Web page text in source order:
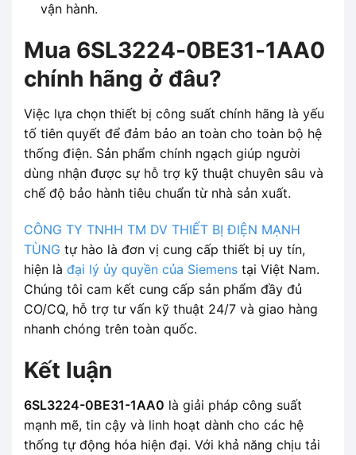
vận hành.
Mua 6SL3224-0BE31-1AA0
chính hãng ở đâu?
Việc lựa chọn thiết bị công suất chính hãng là yếu
tố tiên quyết để đảm bảo an toàn cho toàn bộ hệ
thống điện. Sản phẩm chính ngạch giúp người
dùng nhận được sự hỗ trợ kỹ thuật chuyên sâu và
chế độ bảo hành tiêu chuẩn từ nhà sản xuất.
CÔNG TY TNHH TM DV THIẾT BỊ ĐIỆN MẠNH
TÙNG tự hào là đơn vị cung cấp thiết bị uy tín,
hiện là đại lý ủy quyền của Siemens tại Việt Nam.
Chúng tôi cam kết cung cấp sản phẩm đầy đủ
CO/CQ, hỗ trợ tư vấn kỹ thuật 24/7 và giao hàng
nhanh chóng trên toàn quốc.
Kết luận
6SL3224-0BE31-1AA0 là giải pháp công suất
mạnh mẽ, tin cậy và linh hoạt dành cho các hệ
thống tự động hóa hiện đại. Với khả năng chịu tải